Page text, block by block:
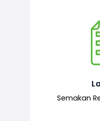
Semakan
Semakan ke
yang pernah